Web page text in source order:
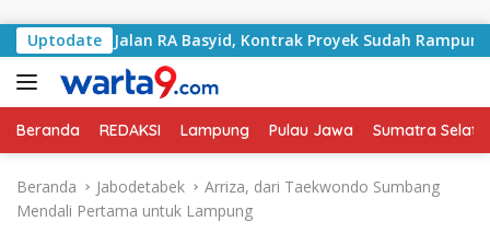
Uptodate
Jalan RA Basyid, Kontrak Proyek Sudah Rampung
Beranda REDAKSI Lampung Pulau Jawa Sumatra
Beranda Jabodetabek
Arriza, dari Taekwondo Sumbang
Mendali Pertama untuk Lampung